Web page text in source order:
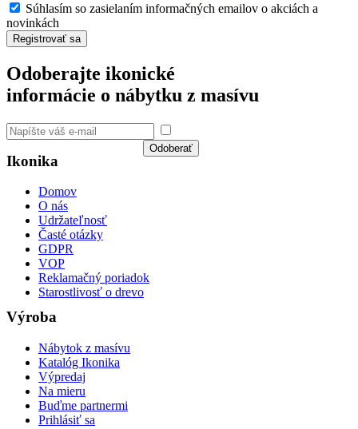
Súhlasím so zasielaním informačných emailov o akciách a
novinkách
Registrovať sa
Odoberajte ikonické
informácie o nábytku z masívu
Odoberať
Ikonika
Domov
O nás
Udržateľnosť
Časté otázky
GDPR
VOP
Reklamačný poriadok
Starostlivosť o drevo
Výroba
Nábytok z masívu
Katalóg Ikonika
Výpredaj
Na mieru
Buďme partnermi
Prihlásiť sa